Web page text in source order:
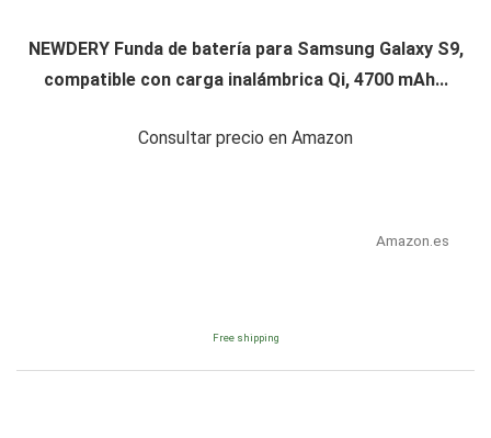
NEWDERY Funda de batería para Samsung Galaxy S9,
compatible con carga inalámbrica Qi, 4700 mAh...
Consultar precio en Amazon
Amazon.es
Free shipping